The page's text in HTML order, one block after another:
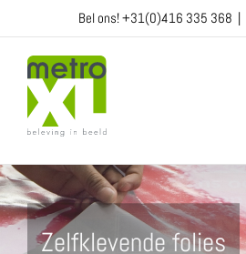
Bel ons!+31(0)416 335 368 |
Zelfklevende folies